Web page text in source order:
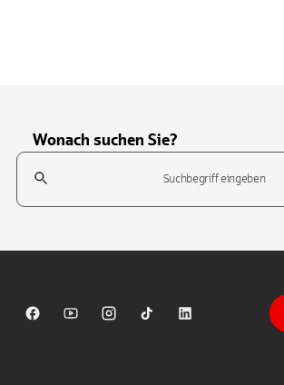
Wonach suchen Sie?
Suchfeld
Sparkasse auf Facebook
Sparkasse auf Youtube
Sparkasse auf Instagram
Sparkasse auf TikTok
Sparkasse auf